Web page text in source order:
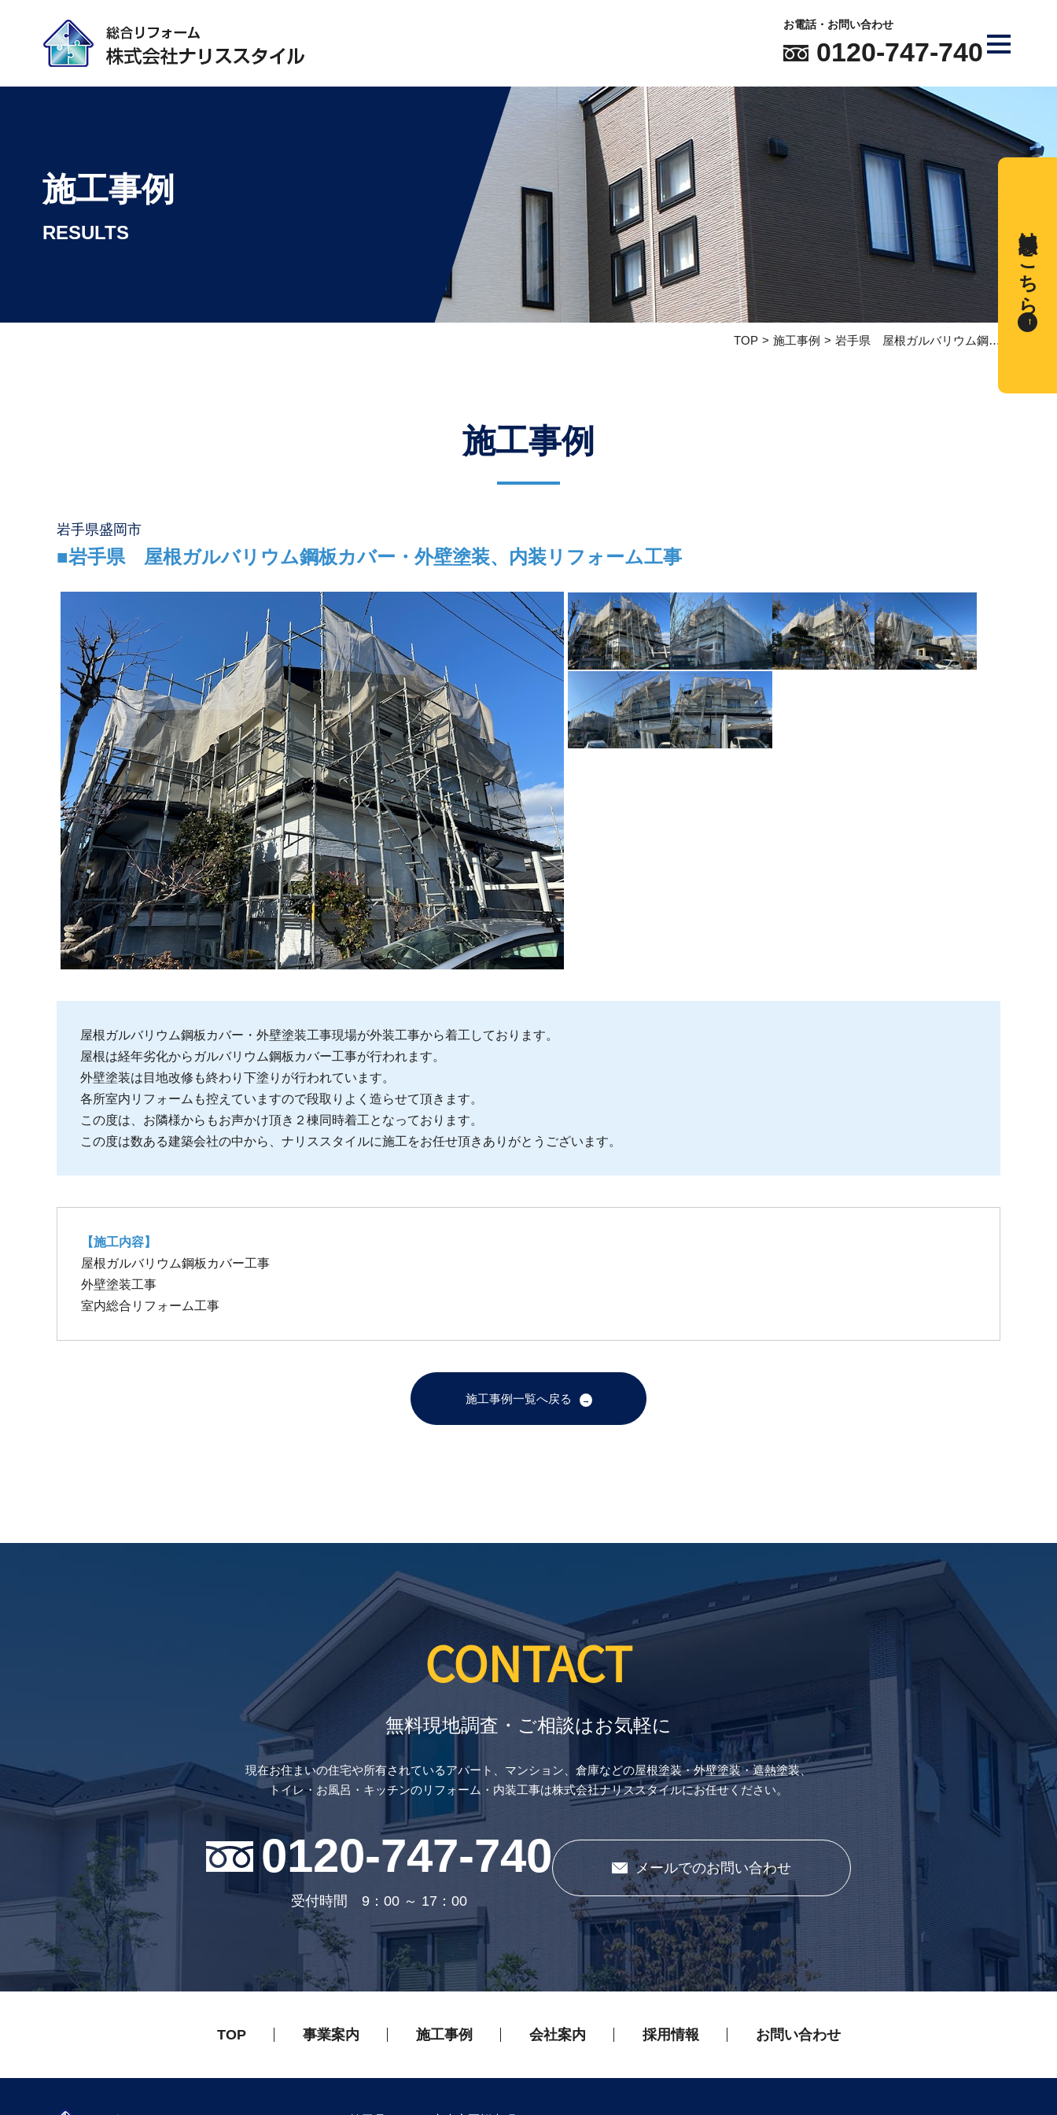
お電話・お問い合わせ
0120-747-740
施工事例
RESULTS
TOP 施工事例 岩手県 屋根ガルバリウム鋼板カバー・外壁塗装、内装リフォーム工事
施工事例
岩手県盛岡市
■岩手県 屋根ガルバリウム鋼板カバー・外壁塗装、内装リフォーム工事
屋根ガルバリウム鋼板カバー・外壁塗装工事現場が外装工事から着工しております。
屋根は経年劣化からガルバリウム鋼板カバー工事が行われます。
外壁塗装は目地改修も終わり下塗りが行われています。
各所室内リフォームも控えていますので段取りよく造らせて頂きます。
この度は、お隣様からもお声かけ頂き２棟同時着工となっております。
この度は数ある建築会社の中から、ナリススタイルに施工をお任せ頂きありがとうございます。
【施工内容】
屋根ガルバリウム鋼板カバー工事
外壁塗装工事
室内総合リフォーム工事
施工事例一覧へ戻る
CONTACT
無料現地調査・ご相談はお気軽に
現在お住まいの住宅や所有されているアパート、マンション、倉庫などの屋根塗装・外壁塗装・遮熱塗装、
トイレ・お風呂・キッチンのリフォーム・内装工事は株式会社ナリススタイルにお任せください。
0120-747-740
受付時間 9：00 ～ 17：00
メールでのお問い合わせ
TOP 事業案内 施工事例 会社案内 採用情報 お問い合わせ
無料相談はこちら